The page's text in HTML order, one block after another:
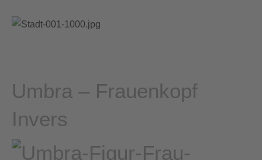
Umbra – Frauenkopf
Invers